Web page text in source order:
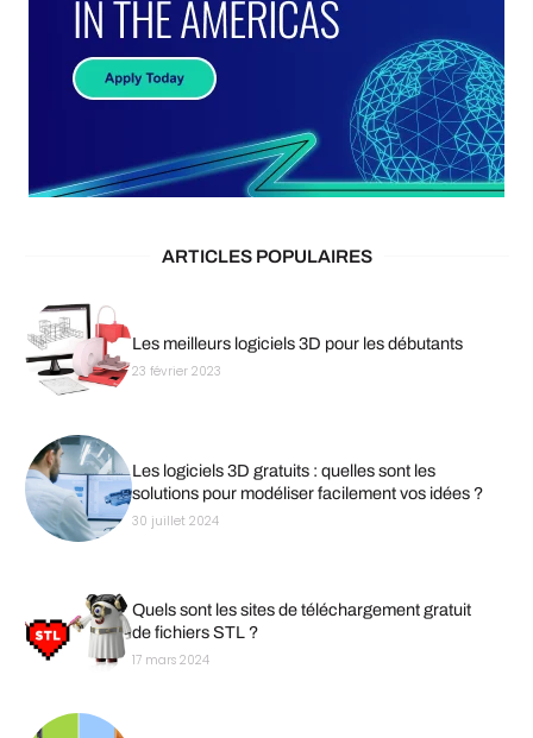
ARTICLES POPULAIRES
Les meilleurs logiciels 3D pour les débutants
23 février 2023
Les logiciels 3D gratuits : quelles sont les
solutions pour modéliser facilement vos idées ?
30 juillet 2024
Quels sont les sites de téléchargement gratuit
de fichiers STL ?
17 mars 2024